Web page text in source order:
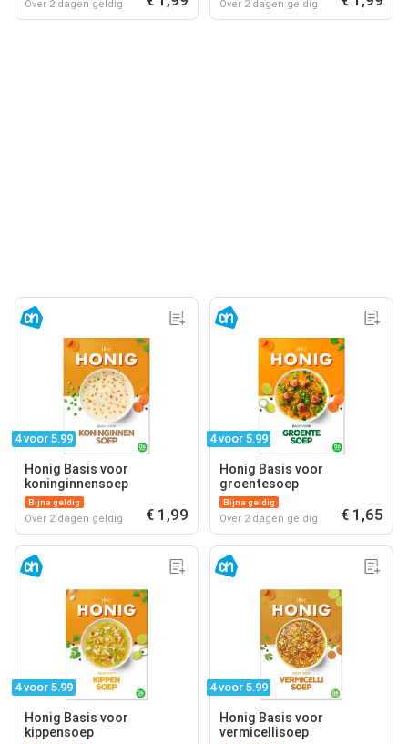
Over 2 dagen geldig Over 2 dagen geldig
4 voor 5.99
Honig Basis voor
koninginnensoep
Bijna geldig
Over 2 dagen geldig € 1,99
4 voor 5.99
Honig Basis voor
groentesoep
Bijna geldig
Over 2 dagen geldig € 1,65
4 voor 5.99
Honig Basis voor
kippensoep
4 voor 5.99
Honig Basis voor
vermicellisoep